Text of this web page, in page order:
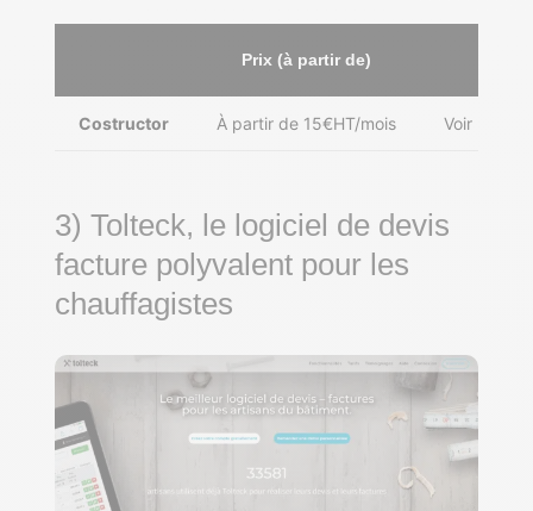
Prix (à partir de)
Costructor À partir de 15€HT/mois Voir l’offre
3) Tolteck, le logiciel de devis
facture polyvalent pour les
chauffagistes